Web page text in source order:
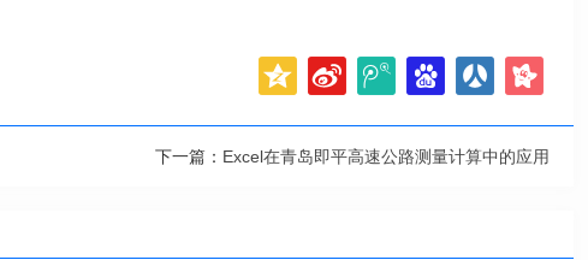
下一篇： Excel在青岛即平高速公路测量计算中的应用